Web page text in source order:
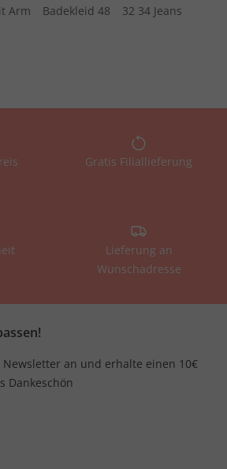
Arm
Badekleid 48
32 34 Jeans
Gratis Filiallieferung
Lieferung an
Wunschadresse
an und erhalte einen 10€
Dankeschön